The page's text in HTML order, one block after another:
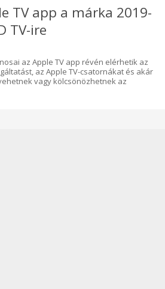
TV app a márka 2019-
TV-ire
az Apple TV app révén elérhetik az
az Apple TV-csatornákat és akár
vagy kölcsönözhetnek az